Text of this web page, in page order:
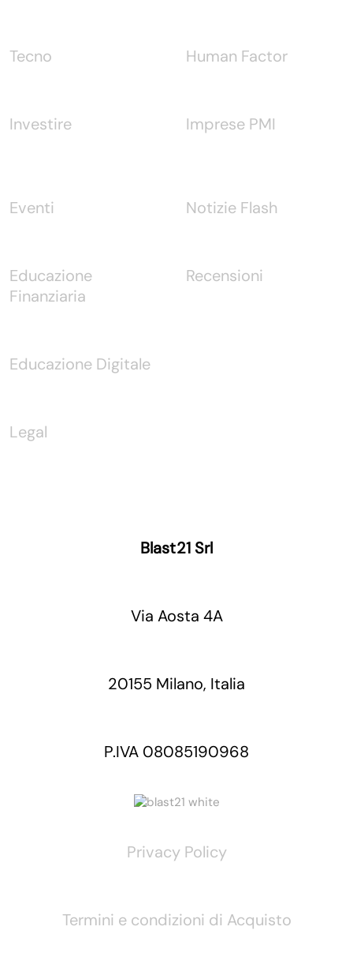
Tecno
Investire
Human Factor
Imprese PMI
Eventi
Educazione
Finanziaria
Educazione Digitale
Legal
Notizie Flash
Recensioni
Blast21 Srl
Via Aosta 4A
20155 Milano, Italia
P.IVA 08085190968
Privacy Policy
Termini e condizioni di Acquisto